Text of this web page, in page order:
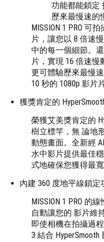
功能都能鎖定
歷來最慢速的
MISSION 1 PRO 可
片，讓您以 8 倍速
中的每一個細節。
片，實現 16 倍速慢
更可體驗歷來最慢
10 秒的 1080p 影片
獲獎肯定的
榮獲艾美獎肯定的
樹立標竿，無 論地
動態畫面。全新經
水中影片提供最佳
式地確保您獲得最
內建 360 度地平線鎖定
MISSION 1 PRO 的
自動讓您的 影片維
即使相機在拍攝過
3 結合